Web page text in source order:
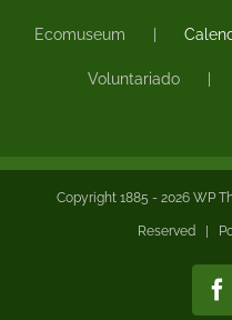
Ecomuseum
Voluntariado
Copyright 1885 - 2026 WP
Reserved |